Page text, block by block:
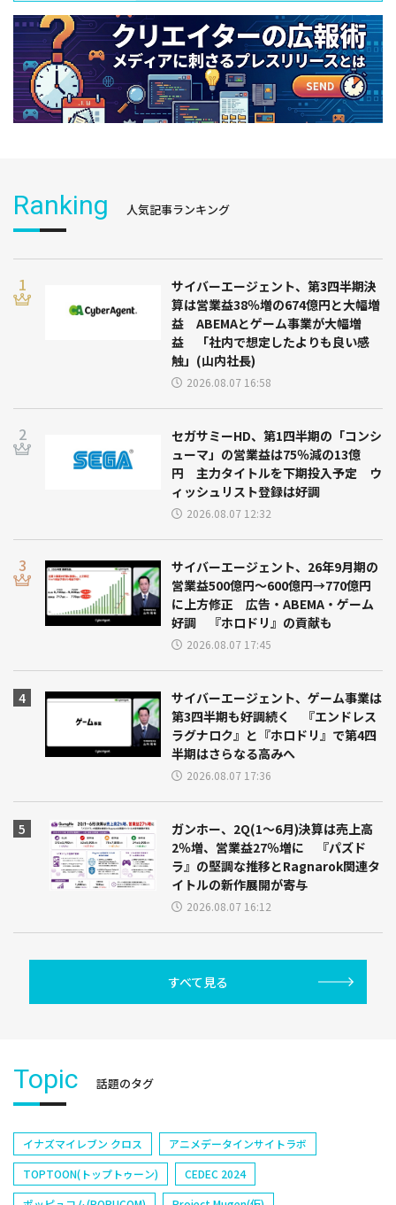
Ranking 人気記事ランキング
サイバーエージェント、第3四半期決
算は営業益38％増の674億円と大幅増
益 ABEMAとゲーム事業が大幅増
益 「社内で想定したよりも良い感
触」(山内社長)
2026.08.07 16:58
セガサミーHD、第1四半期の「コンシ
ューマ」の営業益は75％減の13億
円 主力タイトルを下期投入予定 ウ
ィッシュリスト登録は好調
2026.08.07 12:32
サイバーエージェント、26年9月期の
営業益500億円～600億円→770億円
に上方修正 広告・ABEMA・ゲーム
好調 『ホロドリ』の貢献も
2026.08.07 17:45
サイバーエージェント、ゲーム事業は
第3四半期も好調続く 『エンドレス
ラグナロク』と『ホロドリ』で第4四
半期はさらなる高みへ
2026.08.07 17:36
ガンホー、2Q(1～6月)決算は売上高
2％増、営業益27％増に 『パズド
ラ』の堅調な推移とRagnarok関連タ
イトルの新作展開が寄与
2026.08.07 16:12
すべて見る
Topic 話題のタグ
イナズマイレブン クロス
アニメデータインサイトラボ
TOPTOON(トップトゥーン)
CEDEC 2024